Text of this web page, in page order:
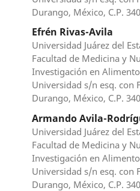
Durango, México, C.P.
Efrén Rivas-Avila
Universidad Juárez del
Facultad de Medicina y
Investigación en
Universidad s/n esq. con
Durango, México, C.P.
Armando Avila-
Universidad Juárez del
Facultad de Medicina y
Investigación en
Universidad s/n esq. con
Durango, México, C.P.